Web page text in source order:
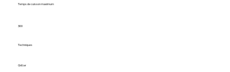
Temps de cuisson maximum
300
Techniques
Griller